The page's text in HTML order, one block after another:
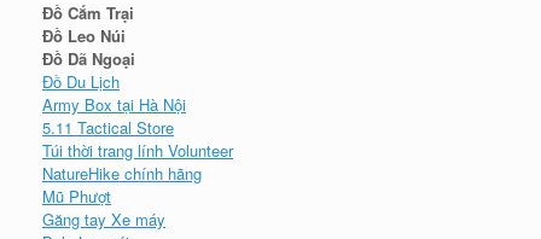
Đồ Cắm Trại
Đồ Leo Núi
Đồ Dã Ngoại
Đồ Du Lịch
Army Box tại Hà Nội
5.11 Tactical Store
Túi thời trang lính Volunteer
NatureHike chính hãng
Mũ Phượt
Găng tay Xe máy